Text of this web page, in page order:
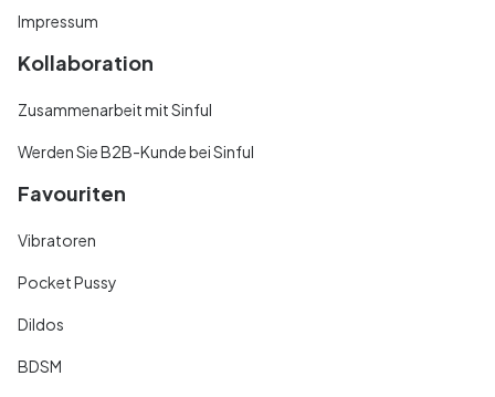
Impressum
Kollaboration
Zusammenarbeit mit Sinful
Werden Sie B2B-Kunde bei Sinful
Favouriten
Vibratoren
Pocket Pussy
Dildos
BDSM